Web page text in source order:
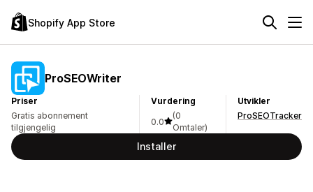
Shopify App Store
ProSEOWriter
Priser
Gratis abonnement
tilgjengelig
Vurdering
0.0
(0
Omtaler)
Utvikler
ProSEOTracker
Installer